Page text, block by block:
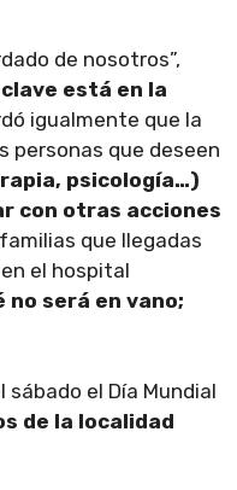
de nosotros”,
está en la
igualmente que la
personas que deseen
psicología…)
con otras acciones
que llegadas
el hospital
no será en vano;
el Día Mundial
de la localidad